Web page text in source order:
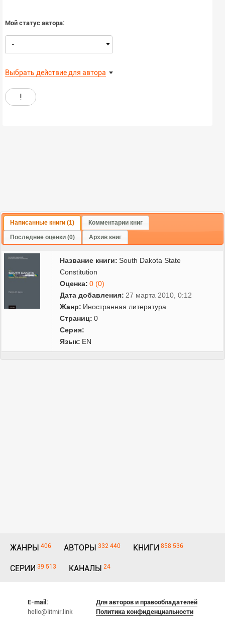
Мой статус автора:
-
Выбрать действие для автора
!
Написанные книги (1) Комментарии книг
Последние оценки (0) Архив книг
Название книги: South Dakota State
Constitution
Оценка: 0 (0)
Дата добавления: 27 марта 2010, 0:12
Жанр: Иностранная литература
Страниц: 0
Серия:
Язык: EN
ЖАНРЫ 406 АВТОРЫ 332 440 КНИГИ 858 536
СЕРИИ 39 513 КАНАЛЫ 24
E-mail:
hello@litmir.link
Для авторов и правообладателей
Политика конфиденциальности